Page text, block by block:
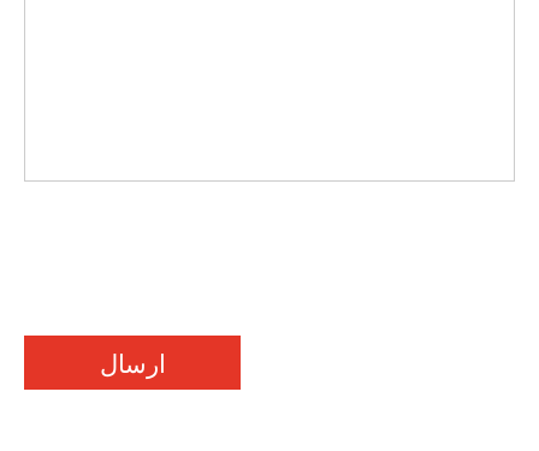
ارسال